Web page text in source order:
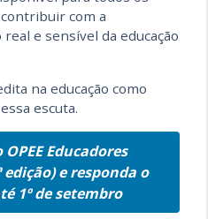
com a
e sensível da educação
na educação como
escuta.
Educadores
edição) e responda o
1º de setembro